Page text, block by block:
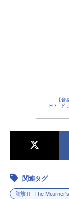
【
ED「ド
関連タグ
龍族Ⅱ -The